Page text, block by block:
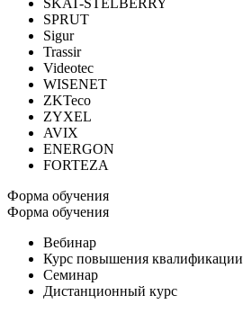
SKAT-STELBERRY
SPRUT
Sigur
Trassir
Videotec
WISENET
ZKTeco
ZYXEL
AVIX
ENERGON
FORTEZA
Форма обучения
Форма обучения
Вебинар
Курс повышения квалификации
Семинар
Дистанционный курс